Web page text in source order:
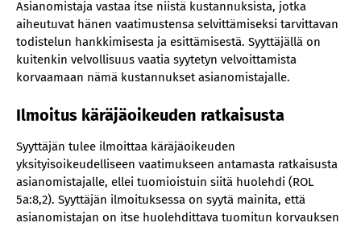
Asianomistaja vastaa itse niistä kustannuksista, jotka
aiheutuvat hänen vaatimustensa selvittämiseksi tarvittavan
todistelun hankkimisesta ja esittämisestä. Syyttäjällä on
kuitenkin velvollisuus vaatia syytetyn velvoittamista
korvaamaan nämä kustannukset asianomistajalle.
Ilmoitus käräjäoikeuden ratkaisusta
Syyttäjän tulee ilmoittaa käräjäoikeuden
yksityisoikeudelliseen vaatimukseen antamasta ratkaisusta
asianomistajalle, ellei tuomioistuin siitä huolehdi (ROL
5a:8,2). Syyttäjän ilmoituksessa on syytä mainita, että
asianomistajan on itse huolehdittava tuomitun korvauksen